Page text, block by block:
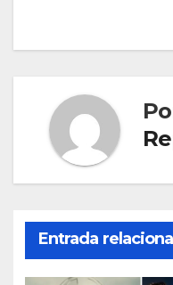
Entrada